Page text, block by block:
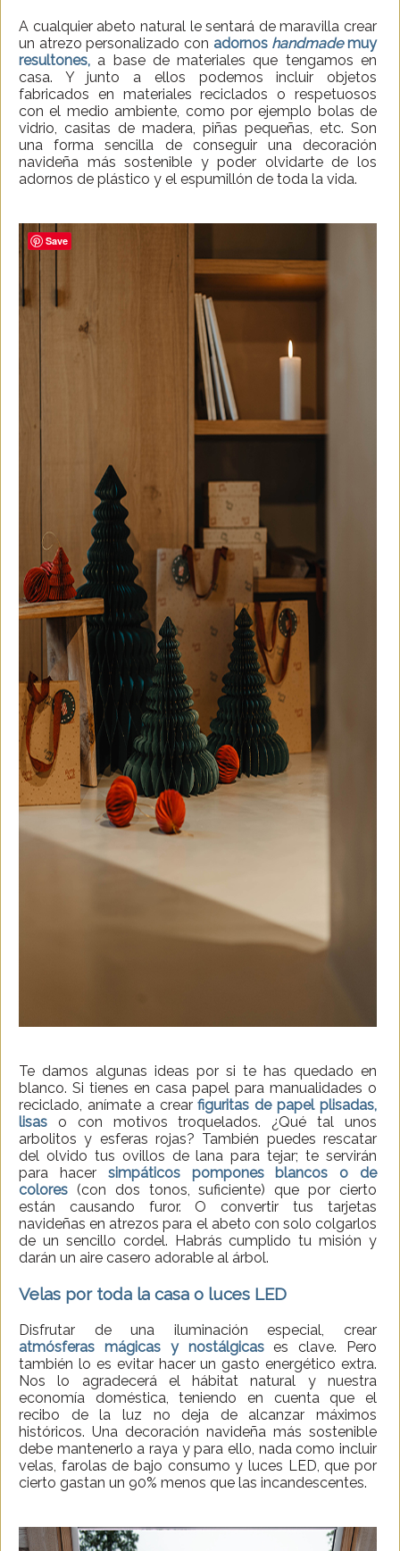
A cualquier abeto natural le sentará de maravilla crear
un atrezo personalizado con adornos handmademuy
resultones, a base de materiales que tengamos en
casa. Y junto a ellos podemos incluir objetos
fabricados en materiales reciclados o respetuosos
con el medio ambiente, como por ejemplo bolas de
vidrio, casitas de madera, piñas pequeñas, etc. Son
una forma sencilla de conseguir una decoración
navideña más sostenible y poder olvidarte de los
adornos de plástico y el espumillón de toda la vida.
Te damos algunas ideas por si te has quedado en
blanco. Si tienes en casa papel para manualidades o
reciclado, anímate a crearfiguritas de papel plisadas,
lisas o con motivos troquelados. ¿Qué tal unos
arbolitos y esferas rojas? También puedes rescatar
del olvido tus ovillos de lana para tejar; te servirán
para hacer simpáticos pompones blancos o de
colores (con dos tonos, suficiente) que por cierto
están causando furor. O convertir tus tarjetas
navideñas en atrezos para el abeto con solo colgarlos
de un sencillo cordel. Habrás cumplido tu misión y
darán un aire casero adorable al árbol.
Velas por toda la casa o luces LED
Disfrutar de una iluminación especial, crear
atmósferas mágicas y nostálgicases clave. Pero
también lo es evitar hacer un gasto energético extra.
Nos lo agradecerá el hábitat natural y nuestra
economía doméstica, teniendo en cuenta que el
recibo de la luz no deja de alcanzar máximos
históricos. Una decoración navideña más sostenible
debe mantenerlo a raya y para ello, nada como incluir
velas, farolas de bajo consumo y luces LED, que por
cierto gastan un 90% menos que las incandescentes.
Save